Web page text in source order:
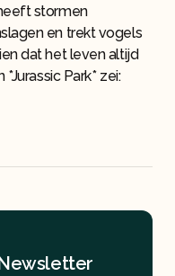
stormen
en trekt vogels
dat het leven altijd
Park* zei: